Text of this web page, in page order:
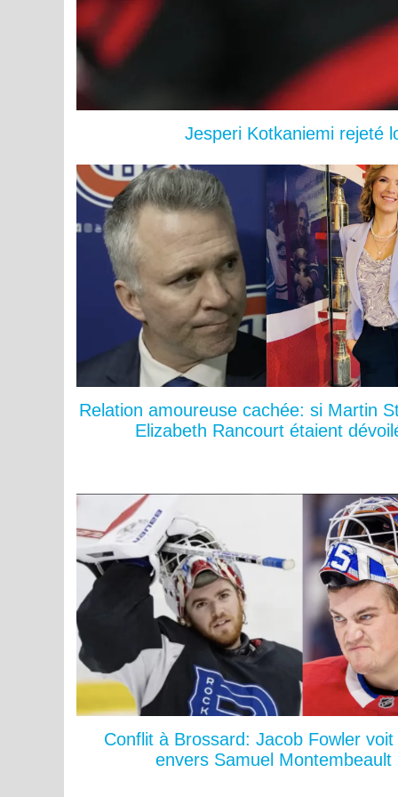
Jesperi Kotkaniemi rejeté
Relation amoureuse cachée: si Martin
Elizabeth Rancourt étaient
Conflit à Brossard: Jacob Fowler voit
envers Samuel Montembeault